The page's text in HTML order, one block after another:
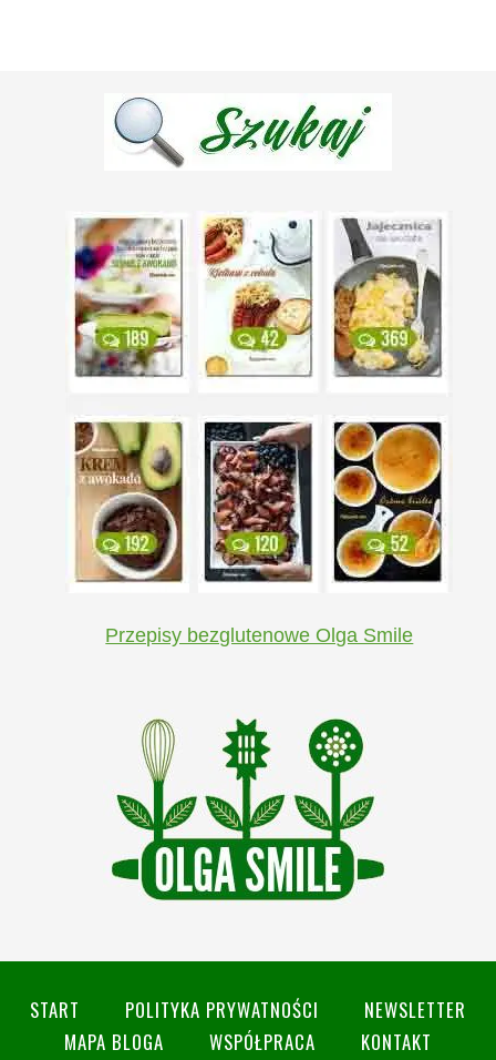
Przepisy bezglutenowe Olga Smile
START POLITYKA PRYWATNOŚCI
NEWSLETTER
MAPA BLOGA
WSPÓŁPRACA
KONTAKT